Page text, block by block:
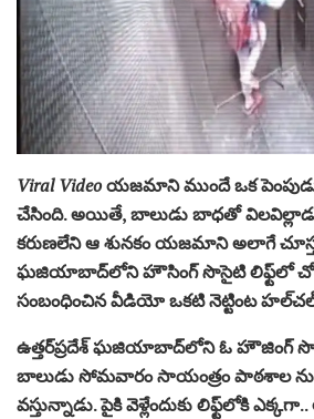
Viral Videoయజమాని ముందే ఒక
చేసింది. అయితే, బాలుడు బాధతో
కరుణలేని ఆ శునకం యజమాని అలాగే
ఘజియాబాద్‌లోని హౌసింగ్‌ సొసైటి లిఫ్ట్‌లో చోటు
సంబంధించిన వీడియో ఒకటి నెట్టింట హల్‌చల్‌
ఉత్తర్‌ప్రదేశ్‌ ఘజియాబాద్‌లోని ఓ హౌజింగ్‌
బాలుడు సోమవారం సాయంత్రం పాఠశాల
వస్తున్నాడు. పైకి వెళ్లేందుకు లిఫ్ట్‌లోకి